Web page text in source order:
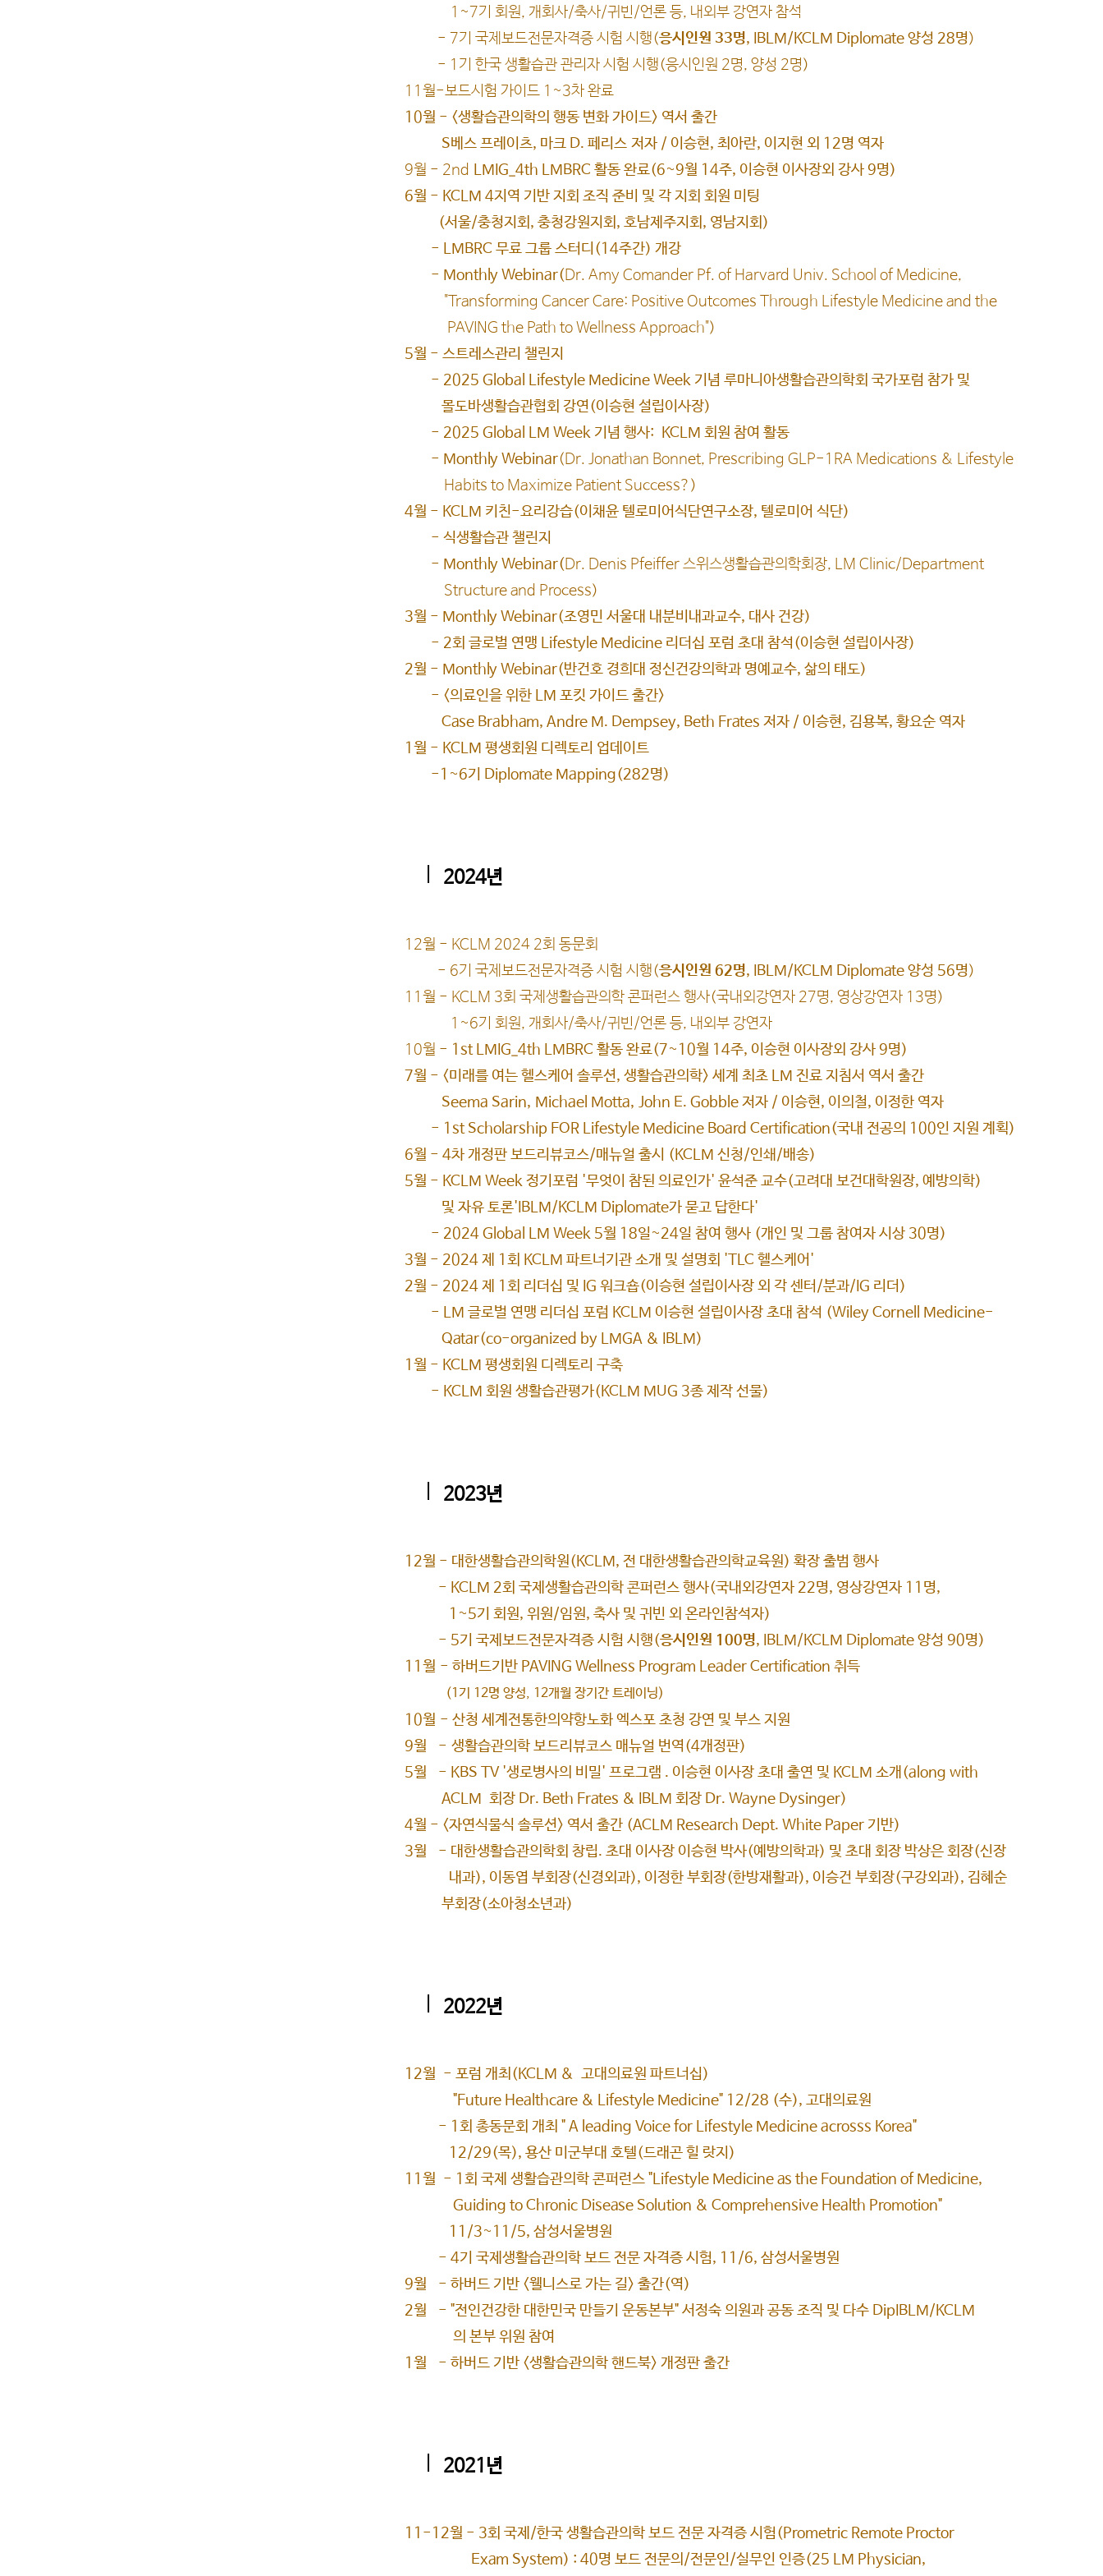
1~7기 회원, 개회사/축사/귀빈/언론 등, 내외부 강연자 참석
- 7기 국제보드전문자격증 시험 시행(응시인원 33명, IBLM/KCLM Diplomate 양성 28명)
- 1기 한국 생활습관 관리자 시험 시행(응시인원 2명, 양성 2명)
11월-보드시험 가이드 1~3차 완료
10월 - <생활습관의학의 행동 변화 가이드> 역서 출간
S베스 프레이츠, 마크 D. 페리스저자 / 이승현, 최아란, 이지현 외 12명 역자
9월 - 2nd LMIG_4th LMBRC 활동 완료(6~9월 14주, 이승현 이사장외 강사 9명)
6월 - KCLM 4지역 기반 지회 조직 준비 및 각 지회 회원 미팅
(서울/충청지회, 충청강원지회, 호남제주지회, 영남지회)
- LMBRC 무료 그룹 스터디(14주간) 개강
- Monthly Webinar( Dr. Amy Comander Pf. of Harvard Univ. School of Medicine,
"Transforming Cancer Care: Positive Outcomes Through Lifestyle Medicine and the
PAVING the Path to Wellness Approach")
​5월 - 스트레스관리 챌린지
- 2025 Global Lifestyle Medicine Week 기념 루마니아생활습관의학회 국가포럼 참가 및
몰도바생활습관협회 강연(이승현 설립이사장)
- 2025 Global LM Week 기념 행사: KCLM 회원 참여 활동
- Monthly Webinar(Dr. Jonathan Bonnet, Prescribing GLP-1RA Medications & Lifestyle
Habits to Maximize Patient Success?)
4월 - KCLM 키친-요리강습(이채윤 텔로미어식단연구소장, 텔로미어 식단)
- 식생활습관 챌린지
- Monthly Webinar( Dr. Denis Pfeiffer 스위스생활습관의학회장, LM Clinic/Department
Structure and Process)
3월 - Monthly Webinar(조영민 서울대 내분비내과교수, 대사 건강)
- 2회 글로벌 연맹 Lifestyle Medicine 리더십 포럼 초대 참석(이승현 설립이사장)
2월 - Monthly Webinar(반건호 경희대 정신건강의학과 명예교수, 삶의 태도)
- <의료인을 위한 LM 포킷 가이드 출간>
Case Brabham, Andre M. Dempsey, Beth Frates 저자 / 이승현, 김용복, 황요순 역자
1월 - KCLM 평생회원 디렉토리 업데이트
-1~6기 Diplomate Mapping(282명)
2024년
12월 - KCLM 2024 2회 동문회
- 6기 국제보드전문자격증 시험 시행(응시인원 62명, IBLM/KCLM Diplomate 양성 56명)
11월 - KCLM 3회 국제생활습관의학 콘퍼런스 행사(국내외강연자 27명, 영상강연자 13명)
1~6기 회원, 개회사/축사/귀빈/언론 등, 내외부 강연자
10월 - 1st LMIG_4th LMBRC 활동 완료(7~10월 14주, 이승현 이사장외 강사 9명)
7월 - <미래를 여는 헬스케어 솔루션, 생활습관의학> 세계 최초 LM 진료 지침서 역서 출간
Seema Sarin, Michael Motta, John E. Gobble 저자 / 이승현, 이의철, 이정한 역자
- 1st Scholarship FOR Lifestyle Medicine Board Certification(국내 전공의 100인 지원 계획)
6월 - 4차 개정판 보드리뷰코스/매뉴얼 출시 (KCLM 신청/인쇄/배송)
​5월 - KCLM Week 정기포럼 '무엇이 참된 의료인가' 윤석준 교수(고려대 보건대학원장, 예방의학)
및 자유 토론'IBLM/KCLM Diplomate가 묻고 답한다'
- 2024 Global LM Week 5월 18일~24일 참여 행사 (개인 및 그룹 참여자 시상 30명)
3월 - 2024 제 1회 KCLM 파트너기관 소개 및 설명회 'TLC 헬스케어'
2월 - 2024 제 1회 리더십 및 IG 워크숍(이승현 설립이사장 외 각 센터/분과/IG 리더)
- LM 글로벌 연맹 리더십 포럼 KCLM 이승현 설립이사장 초대 참석 (Wiley Cornell Medicine-
Qatar(co-organized by LMGA & IBLM)
1월 - KCLM 평생회원 디렉토리 구축
- KCLM 회원 생활습관평가(KCLM MUG 3종 제작 선물)
2023년
12월 - 대한생활습관의학원(KCLM, 전 대한생활습관의학교육원) 확장 출범 행사
- KCLM 2회 국제생활습관의학 콘퍼런스 행사(국내외강연자 22명, 영상강연자 11명,
1~5기 회원, 위원/임원, 축사 및 귀빈 외 온라인참석자)
- 5기 국제보드전문자격증 시험 시행(응시인원 100명, IBLM/KCLM Diplomate 양성 90명)
11월 - 하버드기반 PAVING Wellness Program Leader Certification 취득
(1기 12명 양성, 12개월 장기간 트레이닝)
10월 - 산청 세계전통한의약항노화 엑스포 초청 강연 및 부스 지원
9월
- 생활습관의학 보드리뷰코스 매뉴얼 번역(4개정판)
5월 - KBS TV '생로병사의 비밀' 프로그램 . 이승현 이사장 초대 출연 및 KCLM 소개(along with
ACLM 회장 Dr. Beth Frates & IBLM 회장 Dr. Wayne Dysinger)
4월 - <자연식물식 솔루션> 역서 출간 (ACLM Research Dept. White Paper 기반)
​3월 - 대한생활습관의학회 창립. 초대 이사장 이승현 박사(예방의학과) 및 초대 회장 박상은 회장(신장
내과), 이동엽 부회장(신경외과), 이정한 부회장(한방재활과), 이승건 부회장(구강외과), 김혜순
부회장(소아청소년과)
2022년
12월 - 포럼 개최(KCLM & 고대의료원 파트너십)
"Future Healthcare & Lifestyle Medicine" 12/28 (수), 고대의료원
- 1회 총동문회 개최 " A leading Voice for Lifestyle Medicine acrosss Korea"
12/29(목), 용산 미군부대 호텔(드래곤 힐 랏지)
11월 - 1회 국제 생활습관의학 콘퍼런스 "Lifestyle Medicine as the Foundation of Medicine,
Guiding to Chronic Disease Solution & Comprehensive Health Promotion"
11/3~11/5, 삼성서울병원
- 4기 국제생활습관의학 보드 전문 자격증 시험, 11/6, 삼성서울병원
9월 - 하버드 기반 <웰니스로 가는 길> 출간(역)
2월 - "전인건강한 대한민국 만들기 운동본부" 서정숙 의원과 공동 조직 및 다수 DipIBLM/KCLM
의 본부 위원 참여
​1월 - 하버드 기반 <생활습관의학 핸드북> 개정판 출간
2021년
11-12월 - 3회 국제/한국 생활습관의학 보드 전문 자격증 시험(Prometric Remote Proctor
Exam System) : 40명 보드 전문의/전문인/실무인 인증(25 LM Physician,